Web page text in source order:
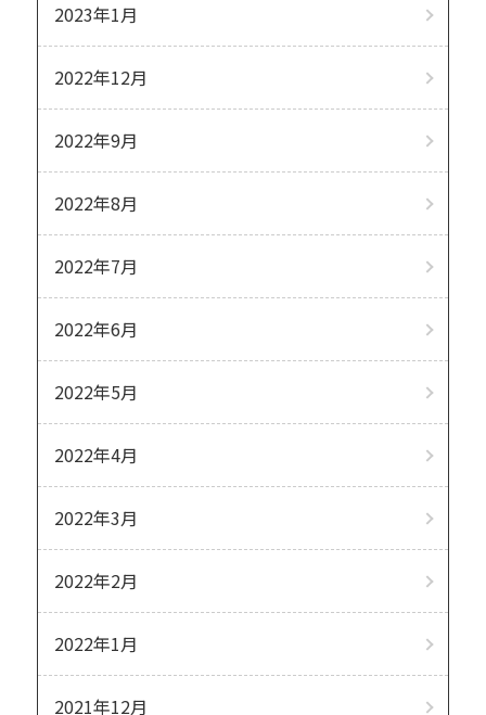
2023年1月
2022年12月
2022年9月
2022年8月
2022年7月
2022年6月
2022年5月
2022年4月
2022年3月
2022年2月
2022年1月
2021年12月